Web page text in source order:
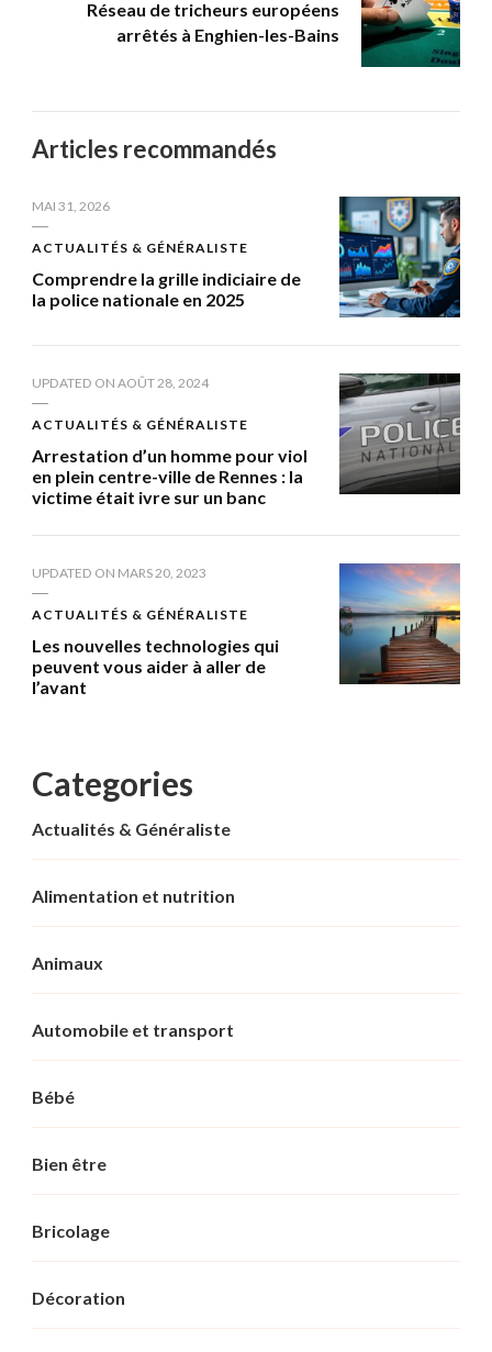
Réseau de tricheurs européens
arrêtés à Enghien-les-Bains
Articles recommandés
MAI 31, 2026
ACTUALITÉS & GÉNÉRALISTE
Comprendre la grille indiciaire de
la police nationale en 2025
UPDATED ON AOÛT 28, 2024
ACTUALITÉS & GÉNÉRALISTE
Arrestation d’un homme pour viol
en plein centre-ville de Rennes : la
victime était ivre sur un banc
UPDATED ON MARS 20, 2023
ACTUALITÉS & GÉNÉRALISTE
Les nouvelles technologies qui
peuvent vous aider à aller de
l’avant
Categories
Actualités & Généraliste
Alimentation et nutrition
Animaux
Automobile et transport
Bébé
Bien être
Bricolage
Décoration